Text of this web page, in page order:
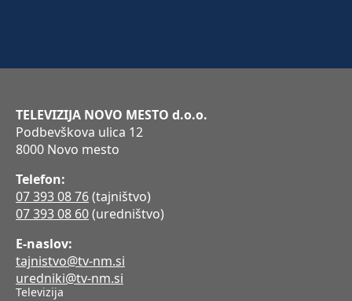
TELEVIZIJA NOVO MESTO d.o.o.
Podbevškova ulica 12
8000 Novo mesto
Telefon:
07 393 08 76(tajništvo)
07 393 08 60(uredništvo)
E-naslov:
tajnistvo@tv-nm.si
uredniki@tv-nm.si
Televizija